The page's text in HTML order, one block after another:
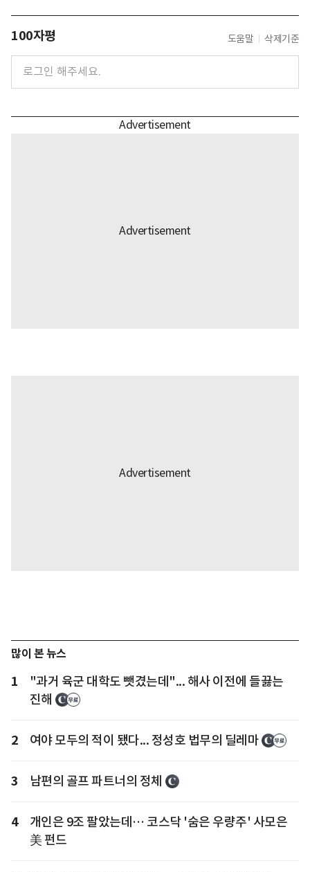
100자평 도움말 삭제기준
많이 본 뉴스
1
"과거 육군 대학도 뺏겼는데"... 해사 이전에 들끓는
진해
2 여야 모두의 적이 됐다... 정성호 법무의 딜레마
3 남편의 골프 파트너의 정체
4
개인은 9조 팔았는데… 코스닥 '숨은 우량주' 사모은
美 펀드